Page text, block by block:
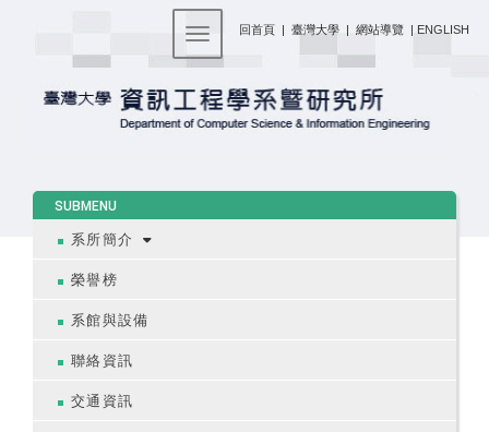
回首頁 | 臺灣大學 | 網站導覽 | ENGLISH
Toggle navigation
SUBMENU
系所簡介
榮譽榜
系館與設備
聯絡資訊
交通資訊